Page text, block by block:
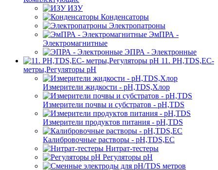
ИЗУ
Конденсаторы
Электропатроны
ЭмПРА -
Электромагнитные
ЭПРА - Электронные
11. PH,TDS,EC-
метры,Регуляторы pН
Измерители жидкости - pH,TDS,Хлор
Измерители почвы и субстратов - pH,TDS
Измерители продуктов питания - pH,TDS
Калибровочные растворы - pH,TDS,EC
Нитрат-тестеры
Регуляторы pН